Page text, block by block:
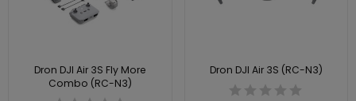
Dron DJI Air 3S Fly More
Combo (RC-N3)
Dron DJI Air 3S (RC-N3)